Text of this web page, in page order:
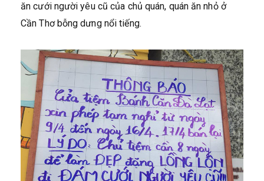
ăn cưới người yêu cũ của chủ quán, quán ăn nhỏ ở
Cần Thơ bỗng dưng nổi tiếng.